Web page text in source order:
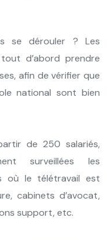
se dérouler ? Les
d’abord prendre
afin de vérifier que
national sont bien
de 250 salariés,
surveillées les
où le télétravail est
cabinets d’avocat,
support, etc.